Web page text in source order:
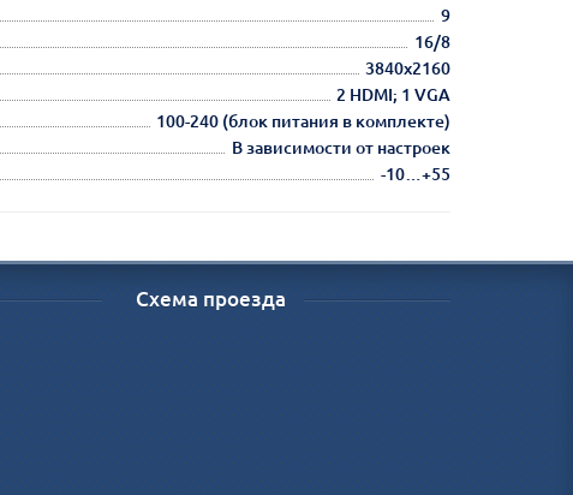
9
16/8
3840х2160
2 HDMI; 1 VGA
100-240 (блок питания в комплекте)
В зависимости от настроек
-10…+55
Схема проезда